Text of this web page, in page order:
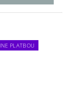
PLATBOU